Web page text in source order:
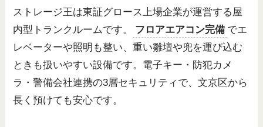
ストレージ王は東証グロース上場企業が運営する屋
内型トランクルームです。
フロアエアコン完備 でエ
レベーターや照明も整い、重い雛壇や兜を運び込む
ときも扱いやすい設備です。電子キー・防犯カメ
ラ・警備会社連携の3層セキュリティで、文京区から
長く預けても安心です。